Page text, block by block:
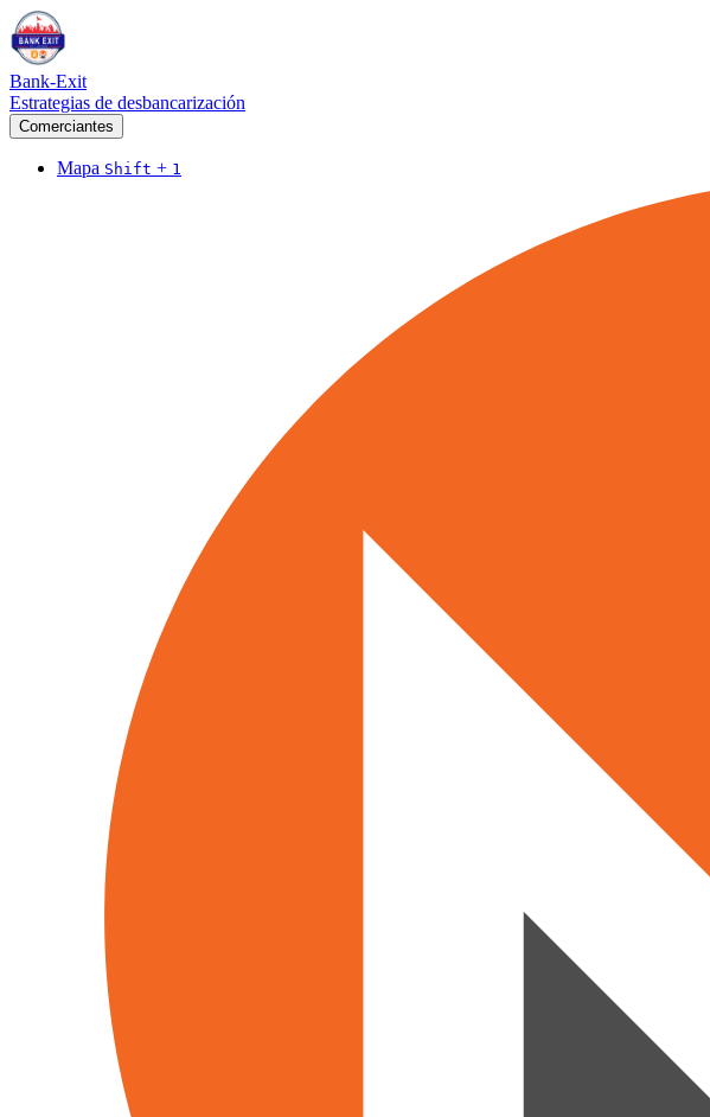
Bank-Exit
Estrategias de desbancarización
Comerciantes
Mapa Shift + 1